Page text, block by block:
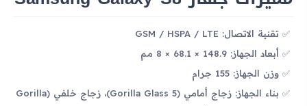
تقنية الاتصال: GSM / HSPA / LTE
أبعاد الجهاز: 148.9 × 68.1 × 8 مم
وزن الجهاز: 155 جرام
بناء الجهاز: زجاج أمامي (Gorilla Glass 5)، زجاج خلفي (Gorilla